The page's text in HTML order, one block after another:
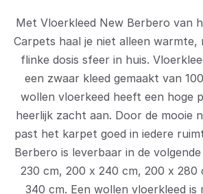
Met Vloerkleed New Berbero van
Carpets haal je niet alleen warmte,
flinke dosis sfeer in huis.
een zwaar kleed gemaakt van
wollen vloerkeed heeft een hoge
heerlijk zacht aan. Door de mooie
past het karpet goed in iedere
Berbero is leverbaar in de
230 cm, 200 x 240 cm, 200 x 280
340 cm. Een wollen vloerkleed is